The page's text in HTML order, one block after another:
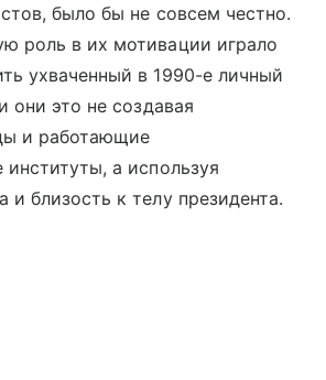
было бы не совсем честно.
роль в их мотивации играло
ухваченный в 1990-е личный
они это не создавая
и работающие
институты, а используя
близость к телу президента.